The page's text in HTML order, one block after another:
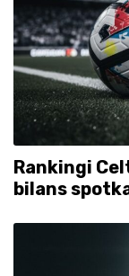
Rankingi
bilans